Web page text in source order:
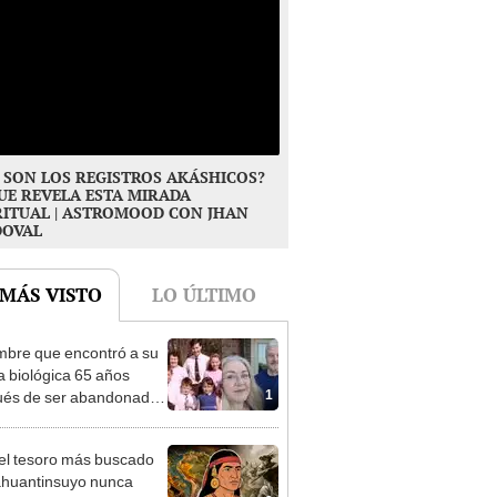
SON LOS REGISTROS AKÁSHICOS?
REVELA ESTA MIRADA
| ASTROMOOD CON JHAN
VISTO LO ÚLTIMO
1
que encontró a su
biológica 65 años
de ser abandonado:
tesoro más buscado
nunca